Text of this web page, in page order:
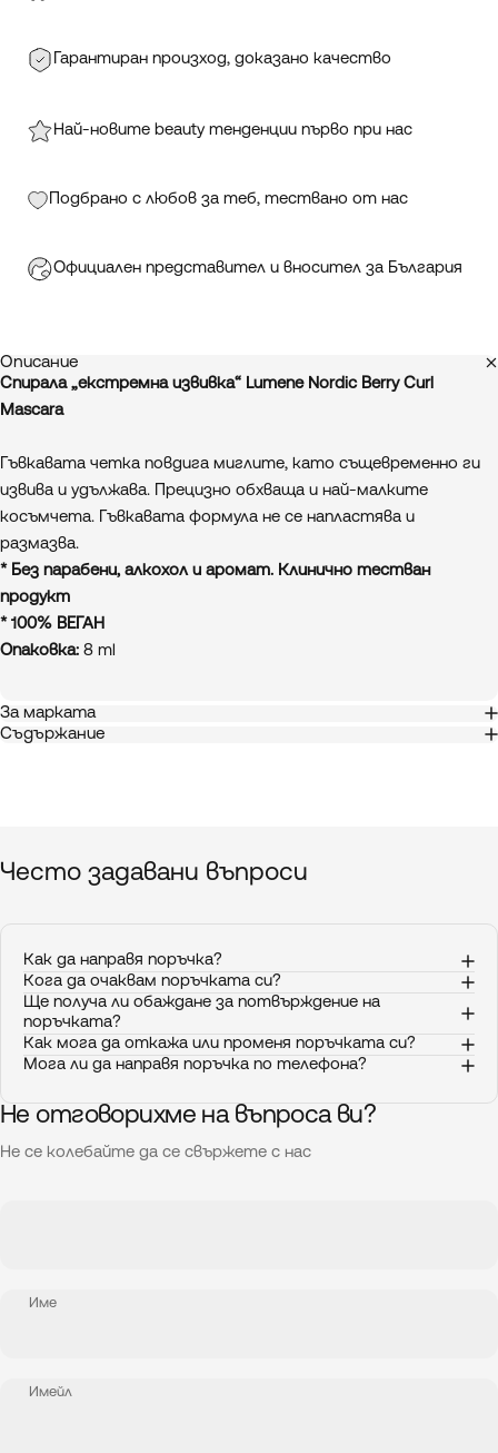
Гарантиран произход, доказано качество
Най-новите beauty тенденции първо при нас
Подбрано с любов за теб, тествано от нас
Официален представител и вносител за България
Описание
Спирала „екстремна извивка“ Lumene Nordic Berry Curl
Mascara
Гъвкавата четка повдига миглите, като същевременно ги
извива и удължава. Прецизно обхваща и най-малките
косъмчета. Гъвкавата формула не се напластява и
размазва.
* Без парабени, алкохол и аромат. Клинично тестван
продукт
* 100% ВЕГАН
Опаковка: 8 ml
За марката
Съдържание
Често задавани въпроси
Как да направя поръчка?
Кога да очаквам поръчката си?
Ще получа ли обаждане за потвърждение на
поръчката?
Как мога да откажа или променя поръчката си?
Мога ли да направя поръчка по телефона?
Не отговорихме на въпроса ви?
Не се колебайте да се свържете с нас
Име
Имейл